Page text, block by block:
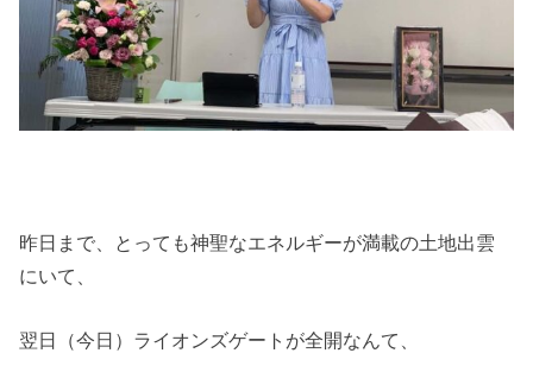
昨日まで、とっても神聖なエネルギーが満載の土地出雲
にいて、
翌日（今日）ライオンズゲートが全開なんて、